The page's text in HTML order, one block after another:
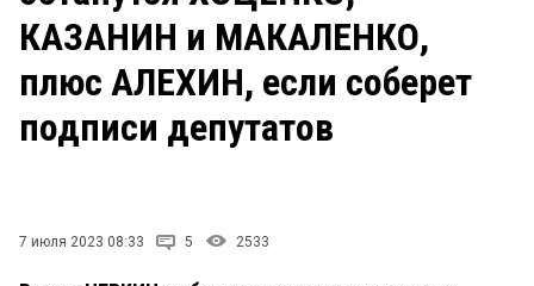
ПРОИСШЕСТВИЯ
СТИЛЬ ЖИЗНИ
Архив
КАЗАНИН и МАКАЛЕНКО,
плюс АЛЕХИН, если соберет
подписи депутатов
7 июля 2023 08:33 5 2533